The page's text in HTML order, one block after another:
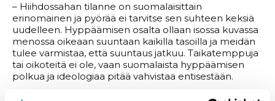
– Hiihdossahan tilanne on suomalaisittain
erinomainen ja pyörää ei tarvitse sen suhteen keksiä
uudelleen. Hyppäämisen osalta ollaan isossa kuvassa
menossa oikeaan suuntaan kaikilla tasoilla ja meidän
tulee varmistaa, että suuntaus jatkuu. Taikatemppuja
tai oikoteitä ei ole, vaan suomalaista hyppäämisen
polkua ja ideologiaa pitää vahvistaa entisestään.